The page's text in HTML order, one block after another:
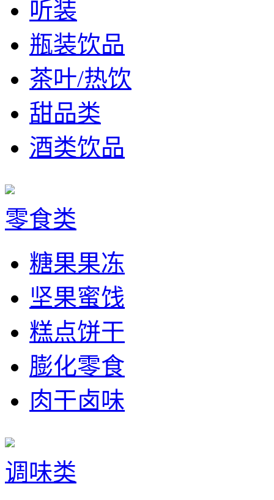
听装
瓶装饮品
茶叶/热饮
甜品类
酒类饮品
零食类
糖果果冻
坚果蜜饯
糕点饼干
膨化零食
肉干卤味
调味类